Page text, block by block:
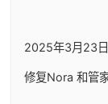
2025年3月23
修复Nora 和管